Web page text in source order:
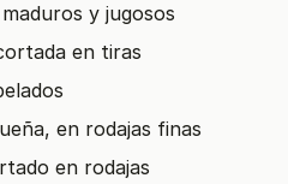
y jugosos
en tiras
en rodajas finas
en rodajas